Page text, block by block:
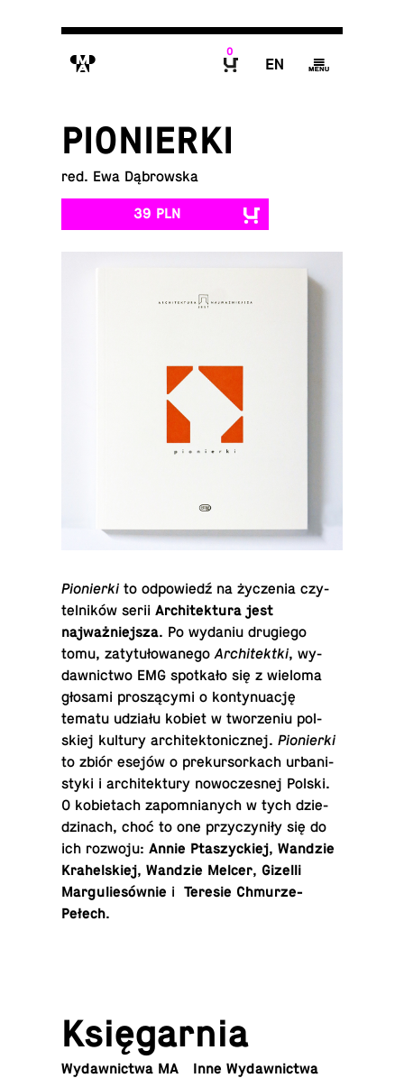
M
0
E g
PIONIERKI
red. Ewa Dąbrowska
39 PLN
Pio­nier­ki to od­po­wiedź na ży­cze­nia czy­
tel­ni­ków seriiAr­chi­tek­tu­ra jest
najważniejsza. Po wydaniu dru­gie­go
tomu, zatytułowanego Ar­chi­tekt­ki, wy­
daw­nic­two EMG spo­tka­ło się z wieloma
głosami pro­szą­cy­mi o kon­ty­nu­ację
tematu udziału kobiet w two­rze­niu pol­
skiej kultury architektonicznej. Pio­nier­ki
to zbiór esejów o pre­kur­sor­kach urba­ni­
sty­ki i ar­chi­tek­tu­ry no­wo­cze­snej Polski.
O ko­bie­tach za­po­mnia­nych w tych dzie­
dzi­nach, choć to one przy­czy­ni­ły się do
ich rozwoju: Annie Ptaszyckiej,Wandzie
Krahelskiej,Wandzie Melcer, Gizelli
Marguliesównie i
Teresie Chmurze-
Pełech.
Księ­gar­nia
Wy­daw­nic­twa MA
Inne Wydawnictwa